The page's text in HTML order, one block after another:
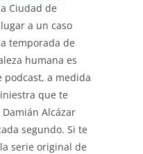
Ciudad de
a un caso
temporada de
humana es
podcast, a medida
que te
Alcázar
segundo. Si te
serie original de